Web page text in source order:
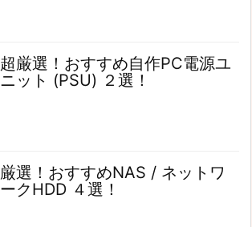
超厳選！おすすめ自作PC電源ユ
ニット (PSU) ２選！
厳選！おすすめNAS / ネットワ
ークHDD ４選！